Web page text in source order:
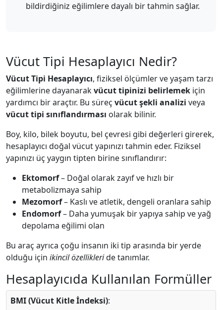
bildirdiğiniz eğilimlere dayalı bir tahmin sağlar.
Vücut Tipi Hesaplayıcı Nedir?
Vücut Tipi Hesaplayıcı, fiziksel ölçümler ve yaşam tarzı
eğilimlerine dayanarakvücut tipinizi belirlemek için
yardımcı bir araçtır. Bu süreç vücut şekli analizi veya
vücut tipi sınıflandırması olarak bilinir.
Boy, kilo, bilek boyutu, bel çevresi gibi değerleri girerek,
hesaplayıcı doğal vücut yapınızı tahmin eder. Fiziksel
yapınızı üç yaygın tipten birine sınıflandırır:
Ektomorf– Doğal olarak zayıf ve hızlı bir
metabolizmaya sahip
Mezomorf– Kaslı ve atletik, dengeli oranlara sahip
Endomorf– Daha yumuşak bir yapıya sahip ve yağ
depolama eğilimi olan
Bu araç ayrıca çoğu insanın iki tip arasında bir yerde
olduğu için ikincil özellikleride tanımlar.
Hesaplayıcıda Kullanılan Formüller
BMI (Vücut Kitle İndeksi):